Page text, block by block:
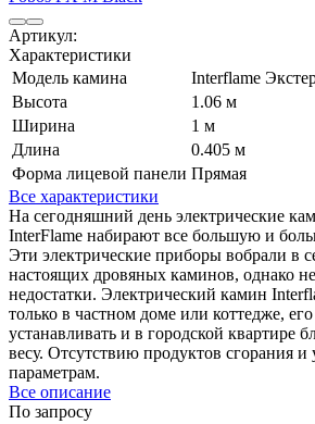
Артикул:
Характеристики
Модель камина
Interflame
Высота
1.06 м
Ширина
1 м
Длина
0.405 м
Форма лицевой панели Прямая
Все характеристики
На сегодняшний день электрические
InterFlame набирают все большую и
Эти электрические приборы вобрали в
настоящих дровяных каминов, однако
недостатки. Электрический камин
только в частном доме или коттедже,
устанавливать и в городской квартире
весу. Отсутствию продуктов сгорания
параметрам.
Все описание
По запросу